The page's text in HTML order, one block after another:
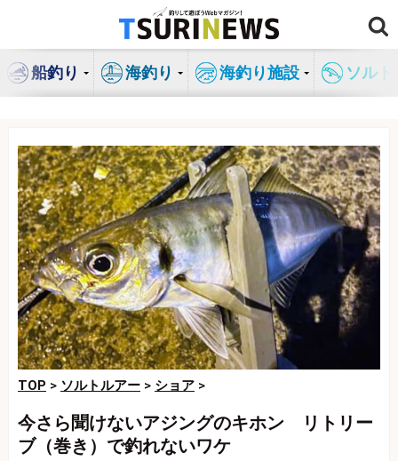
ン
船釣り 海釣り 海釣り施設 ソル
TOP > ソルトルアー > ショア >
今さら聞けないアジングのキホン リトリー
ブ（巻き）で釣れないワケ